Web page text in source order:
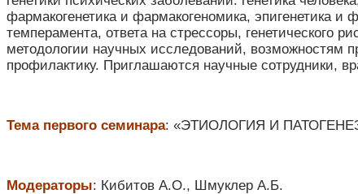
фармакогенетика и фармакогеномика, эпигенетика и
темперамента, ответа на стрессоры, генетического
методологии научных исследований, возможностям
профилактику. Приглашаются научные сотрудники,
Тема первого семинара: «ЭТИОЛОГИЯ И
Модераторы: Кибитов А.О., Шмуклер А.Б.